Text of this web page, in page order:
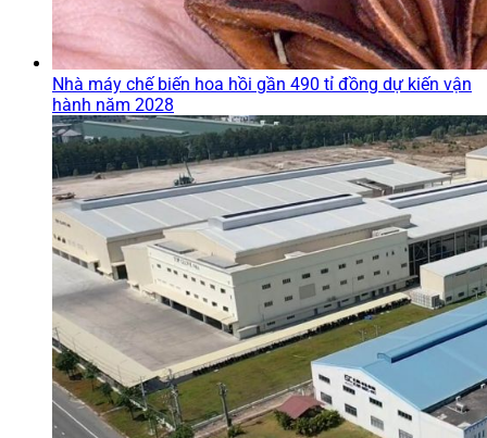
Nhà máy chế biến hoa hồi gần 490 tỉ đồng dự kiến vận
hành năm 2028